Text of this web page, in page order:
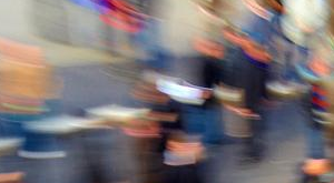
Personal Lediga jobb